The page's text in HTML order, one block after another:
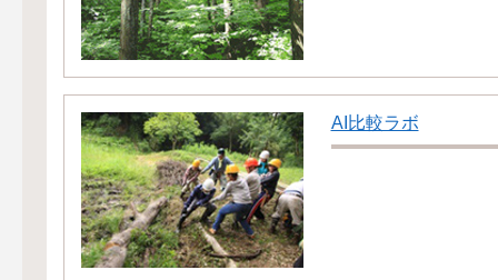
AI比較ラボ